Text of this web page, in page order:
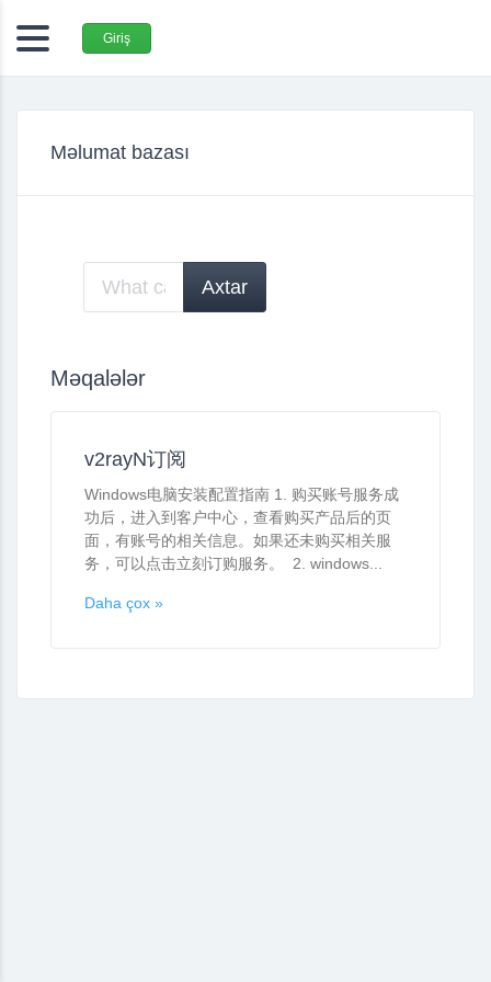
Giriş
Məlumat bazası
Məqalələr
v2rayN订阅
Windows电脑安装配置指南 1. 购买账号服务成
功后，进入到客户中心，查看购买产品后的页
面，有账号的相关信息。如果还未购买相关服
务，可以点击立刻订购服务。 2. windows...
Daha çox »